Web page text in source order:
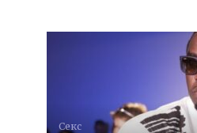
Секс